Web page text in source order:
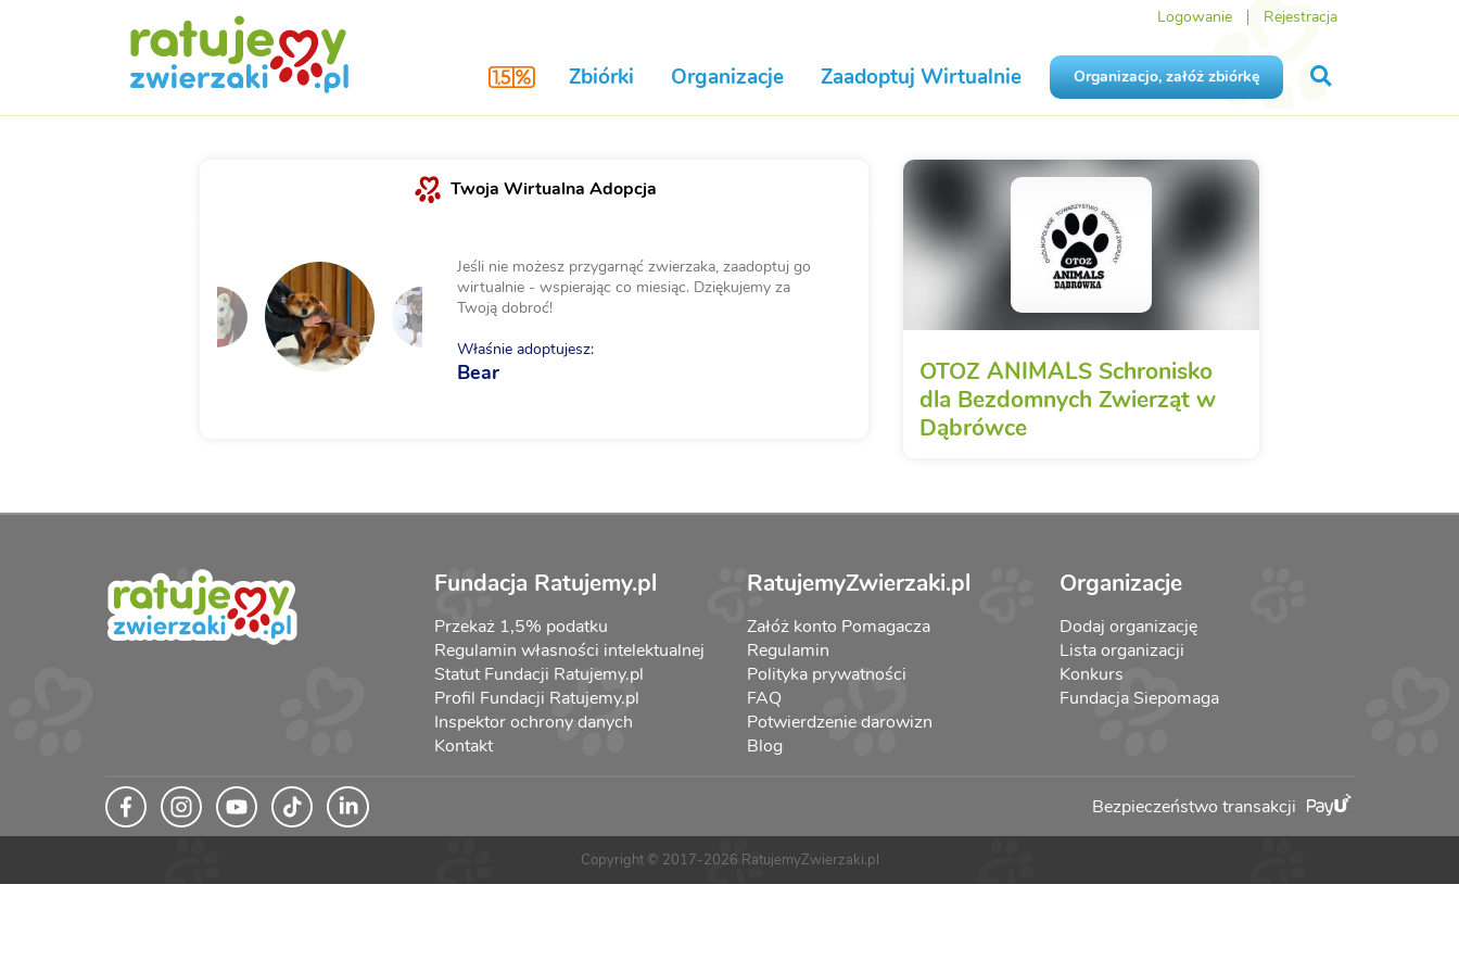
Logowanie Rejestracja
Zbiórki Organizacje Zaadoptuj Wirtualnie Organizacjo, załóż zbiórkę
Twoja Wirtualna Adopcja
Jeśli nie możesz przygarnąć zwierzaka, zaadoptuj go
wirtualnie - wspierając co miesiąc. Dziękujemy za
Twoją dobroć!
Właśnie adoptujesz:
Bear
OTOZ ANIMALS Schronisko
dla Bezdomnych Zwierząt w
Dąbrówce
Fundacja Ratujemy.pl
Przekaż 1,5% podatku
Regulamin własności intelektualnej
Statut Fundacji Ratujemy.pl
Profil Fundacji Ratujemy.pl
Inspektor ochrony danych
Kontakt
RatujemyZwierzaki.pl
Załóż konto Pomagacza
Regulamin
Polityka prywatności
FAQ
Potwierdzenie darowizn
Blog
Organizacje
Dodaj organizację
Lista organizacji
Konkurs
Fundacja Siepomaga
Bezpieczeństwo transakcji
Copyright © 2017-2026 RatujemyZwierzaki.pl